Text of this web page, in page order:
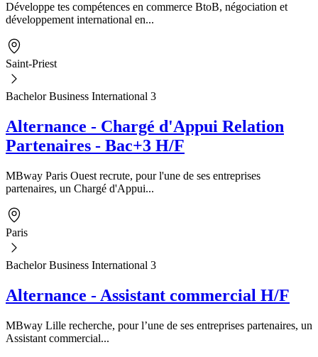
Développe tes compétences en commerce BtoB, négociation et
développement international en...
Saint-Priest
Bachelor Business International 3
Alternance - Chargé d'Appui Relation
Partenaires - Bac+3 H/F
MBway Paris Ouest recrute, pour l'une de ses entreprises
partenaires, un Chargé d'Appui...
Paris
Bachelor Business International 3
Alternance - Assistant commercial H/F
MBway Lille recherche, pour l’une de ses entreprises partenaires, un
Assistant commercial...